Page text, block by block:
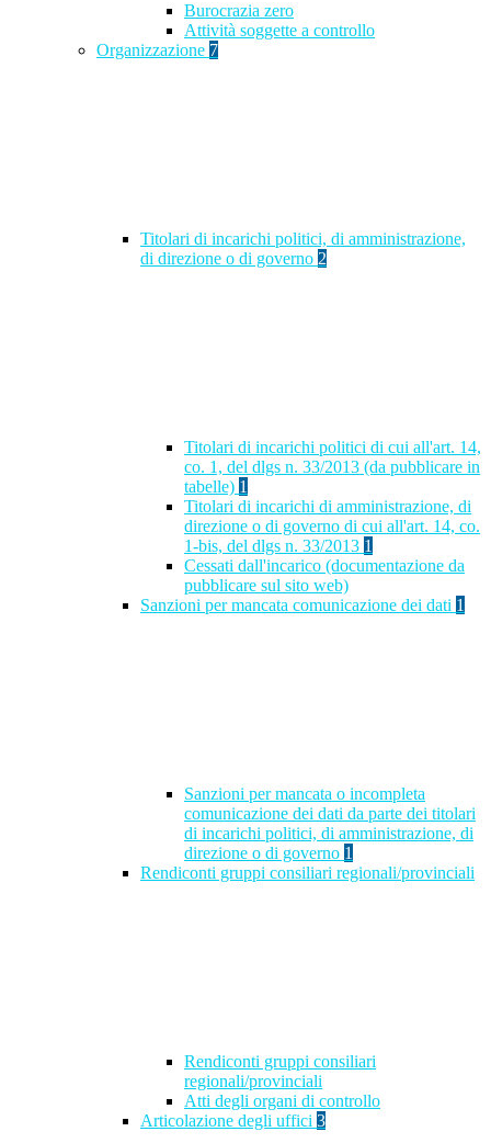
Burocrazia zero
Attività soggette a controllo
Organizzazione 7
Titolari di incarichi politici, di amministrazione,
di direzione o di governo 2
Titolari di incarichi politici di cui all'art. 14,
co. 1, del dlgs n. 33/2013 (da pubblicare in
tabelle) 1
Titolari di incarichi di amministrazione, di
direzione o di governo di cui all'art. 14, co.
1-bis, del dlgs n. 33/2013 1
Cessati dall'incarico (documentazione da
pubblicare sul sito web)
Sanzioni per mancata comunicazione dei dati 1
Sanzioni per mancata o incompleta
comunicazione dei dati da parte dei titolari
di incarichi politici, di amministrazione, di
direzione o di governo 1
Rendiconti gruppi consiliari regionali/provinciali
Rendiconti gruppi consiliari
regionali/provinciali
Atti degli organi di controllo
Articolazione degli uffici 3